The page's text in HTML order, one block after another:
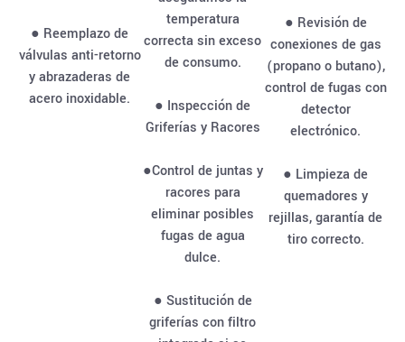
● Reemplazo de
válvulas anti-retorno
y abrazaderas de
acero inoxidable.
temperatura
correcta sin exceso
de consumo.
● Inspección de
Griferías y Racores
●Control de juntas y
racores para
eliminar posibles
fugas de agua
dulce.
● Sustitución de
griferías con filtro
● Revisión de
conexiones de gas
(propano o butano),
control de fugas con
detector
electrónico.
● Limpieza de
quemadores y
rejillas, garantía de
tiro correcto.